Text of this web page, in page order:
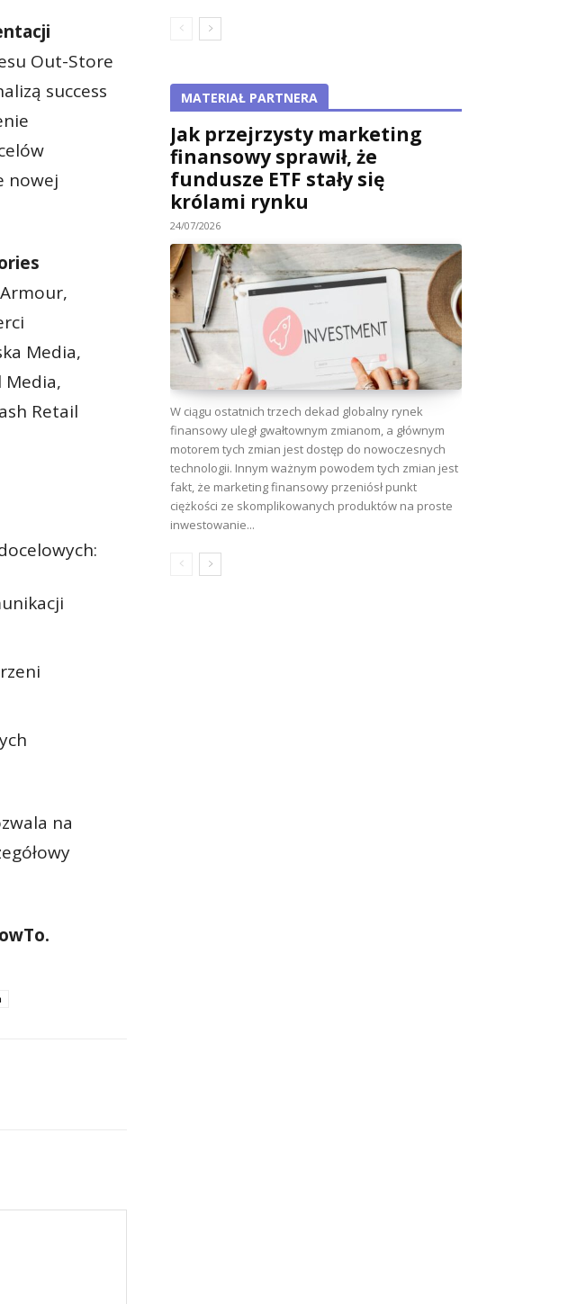
Out-Store
success
nowej
Media,
Media,
Retail
na
MATERIAŁ PARTNERA
Jak przejrzysty marketing
finansowy sprawił, że
fundusze ETF stały się
królami rynku
24/07/2026
W ciągu ostatnich trzech dekad globalny rynek
finansowy uległ gwałtownym zmianom, a głównym
motorem tych zmian jest dostęp do nowoczesnych
technologii. Innym ważnym powodem tych zmian jest
fakt, że marketing finansowy przeniósł punkt
ciężkości ze skomplikowanych produktów na proste
inwestowanie...